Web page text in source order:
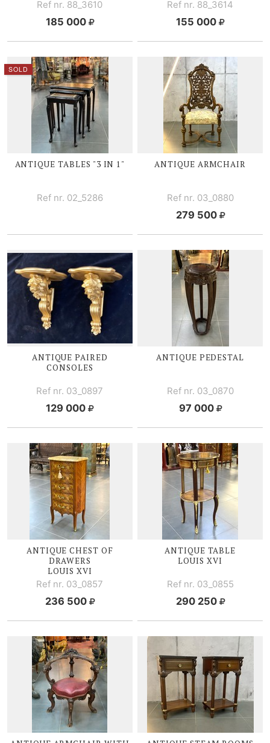
Ref nr. 88_3610
185 000
Ref nr. 88_3614
155 000
ANTIQUE TABLES "3 IN 1"
Ref nr. 02_5286
SOLD
ANTIQUE ARMCHAIR
Ref nr. 03_0880
279 500
ANTIQUE PAIRED
CONSOLES
Ref nr. 03_0897
129 000
ANTIQUE PEDESTAL
Ref nr. 03_0870
97 000
ANTIQUE CHEST OF
DRAWERS
LOUIS XVI
Ref nr. 03_0857
236 500
ANTIQUE TABLE
LOUIS XVI
Ref nr. 03_0855
290 250